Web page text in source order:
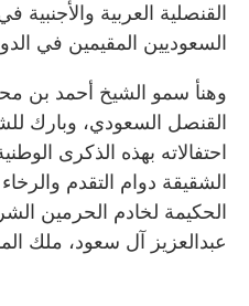
القنصلية العربية
السعوديين المقيمين في
وهنأ سمو الشيخ أحمد بن
القنصل السعودي، وبارك
احتفالاته بهذه الذكرى
الشقيقة دوام التقدم
الحكيمة لخادم الحرمين
عبدالعزيز آل سعود، ملك